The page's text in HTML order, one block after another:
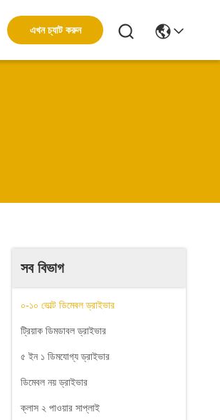
এখন চ্যাট করুন
সব বিভাগ
০-১০ ভোল্ট ডিমেবল ড্রাইভার
ট্রিয়াক ডিমডাবল ড্রাইভার
৫ ইন ১ ডিমযোগ্য ড্রাইভার
ডিমেবল নয় ড্রাইভার
ক্লাস ২ পাওয়ার সাপ্লাই